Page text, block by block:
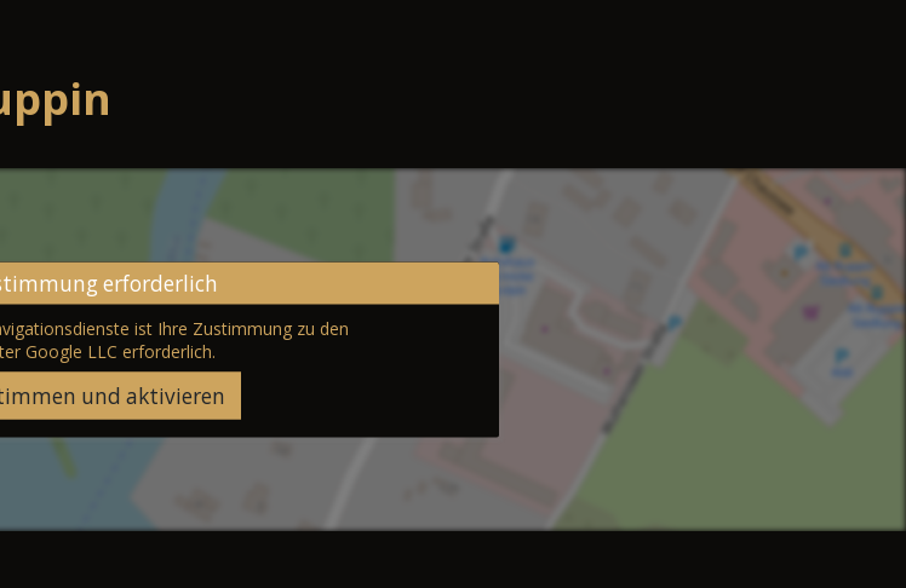
erforderlich
ist Ihre Zustimmung zu den
Google LLC erforderlich.
und aktivieren